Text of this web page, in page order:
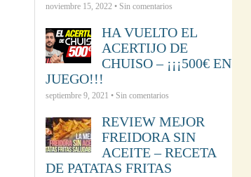
noviembre 15, 2022 • Sin comentarios
HA VUELTO EL
ACERTIJO DE
CHUISO – ¡¡¡500€ EN
JUEGO!!!
septiembre 9, 2021 • Sin comentarios
REVIEW MEJOR
FREIDORA SIN
ACEITE – RECETA
DE PATATAS FRITAS